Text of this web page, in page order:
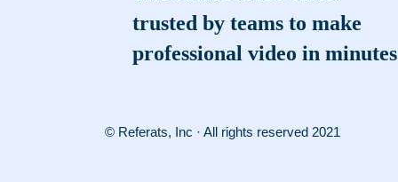
trusted by teams to make
professional video in minutes
© Referats, Inc · All rights reserved 2021